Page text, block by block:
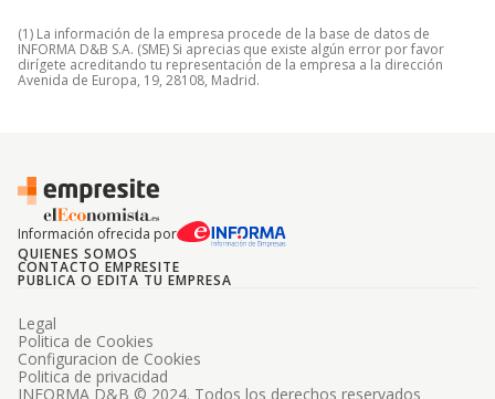
(1) La información de la empresa procede de la base de datos de
INFORMA D&B S.A. (SME) Si aprecias que existe algún error por favor
dirígete acreditando tu representación de la empresa a la dirección
Avenida de Europa, 19, 28108, Madrid.
Información ofrecida por
QUIENES SOMOS
CONTACTO EMPRESITE
PUBLICA O EDITA TU EMPRESA
INFORMA D&B © 2024. Todos los derechos reservados
Legal
Politica de Cookies
Configuracion de Cookies
Politica de privacidad